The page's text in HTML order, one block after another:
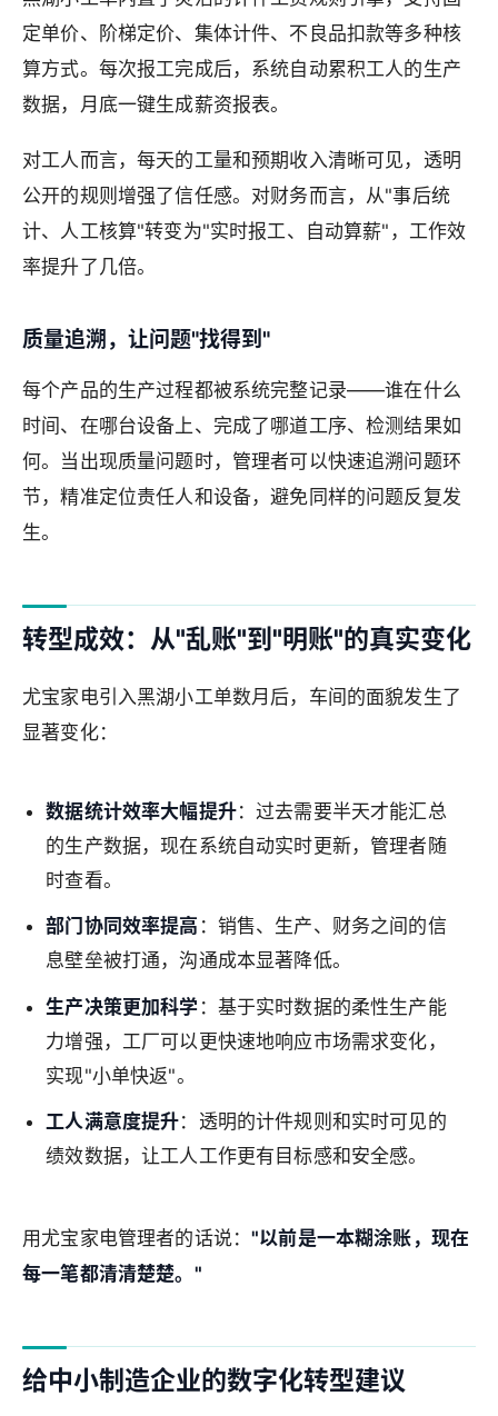
定单价、阶梯定价、集体计件、不良品扣款等多种核
算方式。每次报工完成后，系统自动累积工人的生产
数据，月底一键生成薪资报表。
对工人而言，每天的工量和预期收入清晰可见，透明
公开的规则增强了信任感。对财务而言，从"事后统
计、人工核算"转变为"实时报工、自动算薪"，工作效
率提升了几倍。
质量追溯，让问题"找得到"
每个产品的生产过程都被系统完整记录——谁在什么
时间、在哪台设备上、完成了哪道工序、检测结果如
何。当出现质量问题时，管理者可以快速追溯问题环
节，精准定位责任人和设备，避免同样的问题反复发
生。
转型成效：从"乱账"到"明账"的真实变化
尤宝家电引入黑湖小工单数月后，车间的面貌发生了
显著变化：
数据统计效率大幅提升：过去需要半天才能汇总
的生产数据，现在系统自动实时更新，管理者随
时查看。
部门协同效率提高 ：销售、生产、财务之间的信
息壁垒被打通，沟通成本显著降低。
生产决策更加科学 ：基于实时数据的柔性生产能
力增强，工厂可以更快速地响应市场需求变化，
实现"小单快返"。
工人满意度提升：透明的计件规则和实时可见的
绩效数据，让工人工作更有目标感和安全感。
用尤宝家电管理者的话说："以前是一本糊涂账，现在
每一笔都清清楚楚。"
给中小制造企业的数字化转型建议